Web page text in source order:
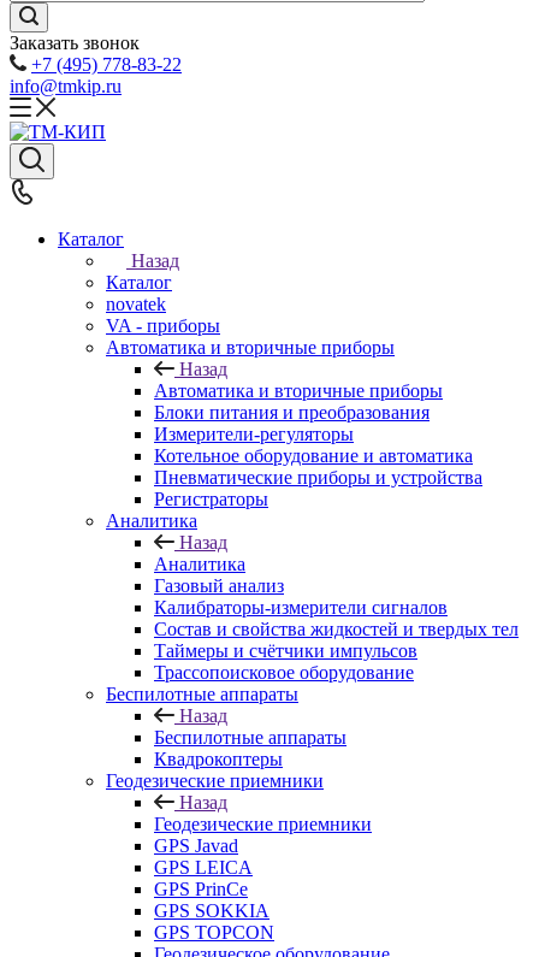
Заказать звонок
+7 (495) 778-83-22
info@tmkip.ru
Каталог
Назад
Каталог
novatek
VA - приборы
Автоматика и вторичные приборы
Назад
Автоматика и вторичные приборы
Блоки питания и преобразования
Измерители-регуляторы
Котельное оборудование и автоматика
Пневматические приборы и устройства
Регистраторы
Аналитика
Назад
Аналитика
Газовый анализ
Калибраторы-измерители сигналов
Состав и свойства жидкостей и твердых тел
Таймеры и счётчики импульсов
Трассопоисковое оборудование
Беспилотные аппараты
Назад
Беспилотные аппараты
Квадрокоптеры
Геодезические приемники
Назад
Геодезические приемники
GPS Javad
GPS LEICA
GPS PrinCe
GPS SOKKIA
GPS TOPCON